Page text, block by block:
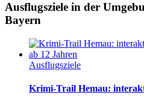
Ausflugsziele in der
Bayern
Ausflugsziele
Krimi-Trail Hemau: